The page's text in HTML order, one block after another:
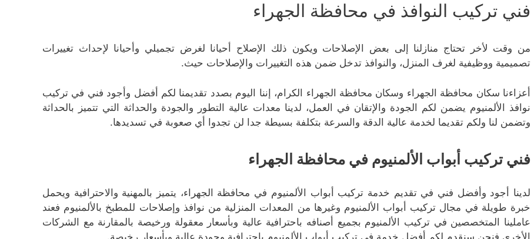
فني تركيب النوافذ في محافظة الجهراء
من وقت لأخر تحتاج منازلنا إلى بعض الإصلاحات ويكون ذلك الإصلاح أحيانا لغرض تجميلي وأحيانا لإحداث تغييرات
تصميمية ووظيفية لغرف المنزل، والنوافذ تدخل ضمن هذه التغييرات والإصلاحات حيث.
أعزاءنا سكان محافظة الجهراء وسكان محافظة الجهراء الكرام، إننا اليوم بصدد تقديمنا لكم أفضل وأجود فني في تركيب
نوافذ الألمنيوم يضمن لكم الجودة والإتقان في العمل، لدينا معدات عالية التطور والجودة والحداثة التي تتميز بالحداثة
وتضمن لنا ولكم تقديما لخدمة عالية الدقة والسرعة بتكلفة بسيطة جدا لن تجدوا أي صعوبة في تسديدها.
فني تركيب أبواب الألمنيوم في محافظة الجهراء
لدينا أجود وأفضل فني في تقديم خدمة تركيب أبواب الألمنيوم في محافظة الجهراء، يتميز بالمهنية والاحترافية ويحمل
خبرة طويلة في مجال تركيب أبواب الألمنيوم وغيرها من المعدات المنزلية من نوافذ وإصلاحات للمطبخ بالألمنيوم فعند
عاملينا المتخصصين في تركيب الألمنيوم بجميع أصنافه باحترافية عالية وبأسعار معقولة ورخيصة بالمقارنة مع الشركات
الأخرى فنحن سنقدم لكم أفضل خدمة في تركيب أبواب الألمنيوم باحترافية وجودة عالية وبأسعار رخيصة.